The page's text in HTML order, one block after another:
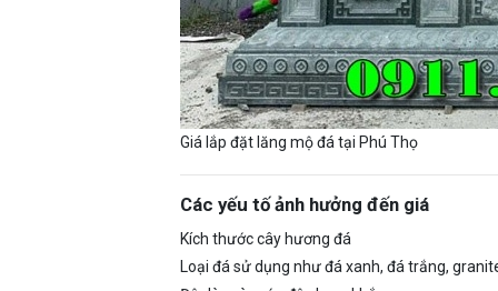
Giá lắp đặt lăng mộ đá tại Phú Thọ
Các yếu tố ảnh hưởng đến giá
Kích thước cây hương đá
Loại đá sử dụng như đá xanh, đá trắng,